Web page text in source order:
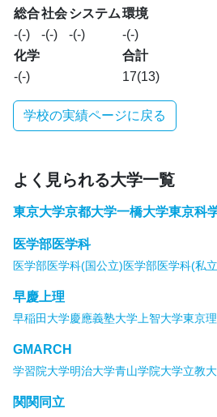
総合社会システム環境
-(-)
-(-) -(-)
-(-)
化学
合計
-(-)
17(13)
学校の実績ページに戻る
よく見られる大学一覧
東京大学京都大学一橋大学東京科
医学部医学科
医学部医学科(国公立)医学部医学科(私
早慶上理
早稲田大学慶應義塾大学 上智大学東京
GMARCH
学習院大学明治大学青山学院大学立教
関関同立